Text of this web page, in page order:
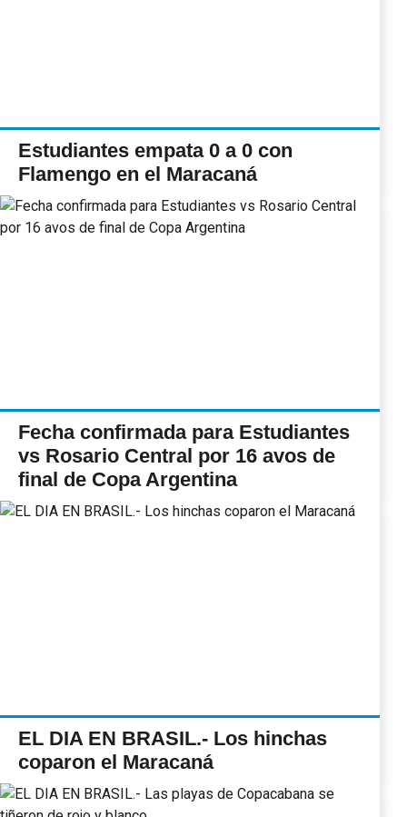
Estudiantes empata 0 a 0 con
Flamengo en el Maracaná
Fecha confirmada para Estudiantes
vs Rosario Central por 16 avos de
final de Copa Argentina
EL DIA EN BRASIL.- Los hinchas
coparon el Maracaná